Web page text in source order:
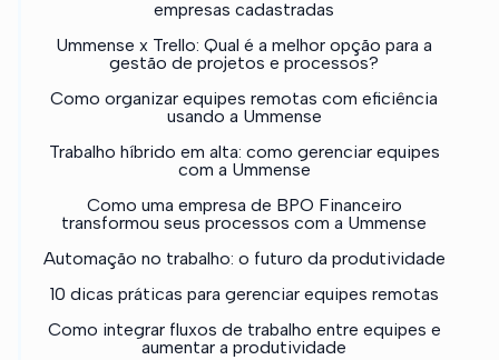
empresas cadastradas
Ummense x Trello: Qual é a melhor opção para a
gestão de projetos e processos?
Como organizar equipes remotas com eficiência
usando a Ummense
Trabalho híbrido em alta: como gerenciar equipes
com a Ummense
Como uma empresa de BPO Financeiro
transformou seus processos com a Ummense
Automação no trabalho: o futuro da produtividade
10 dicas práticas para gerenciar equipes remotas
Como integrar fluxos de trabalho entre equipes e
aumentar a produtividade